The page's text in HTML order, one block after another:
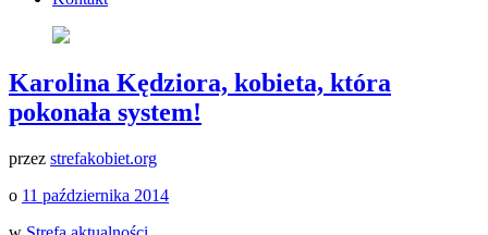
Karolina Kędziora, kobieta, która
pokonała system!
przez strefakobiet.org
o 11 października 2014